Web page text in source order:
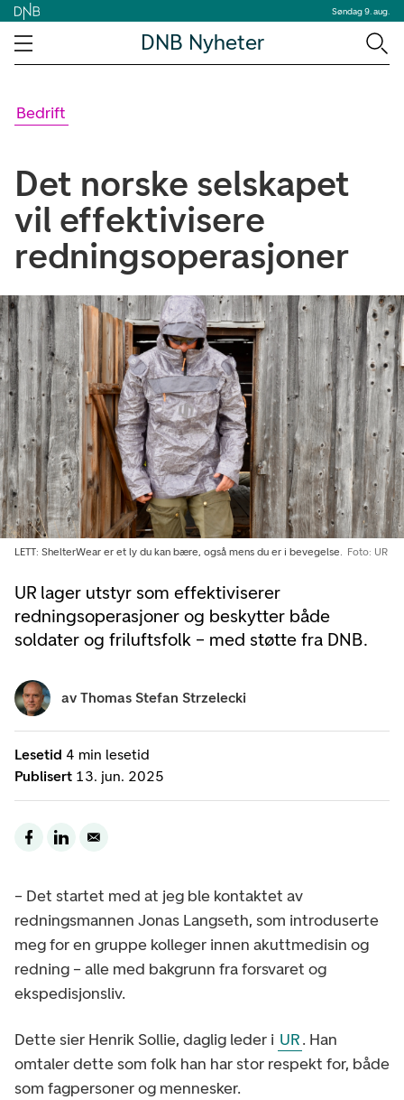
Søndag 9. aug.
DNB Nyheter
Bedrift
Det norske selskapet
vil effektivisere
redningsoperasjoner
UR lager utstyr som effektiviserer
redningsoperasjoner og beskytter både
soldater og friluftsfolk – med støtte fra DNB.
LETT: ShelterWear er et ly du kan bære, også mens du er i bevegelse. Foto: UR
Lesetid 4 min lesetid
Publisert 13. jun. 2025
av Thomas Stefan Strzelecki
– Det startet med at jeg ble kontaktet av
redningsmannen Jonas Langseth, som introduserte
meg for en gruppe kolleger innen akuttmedisin og
redning – alle med bakgrunn fra forsvaret og
ekspedisjonsliv.
Dette sier Henrik Sollie, daglig leder i UR. Han
omtaler dette som folk han har stor respekt for, både
som fagpersoner og mennesker.